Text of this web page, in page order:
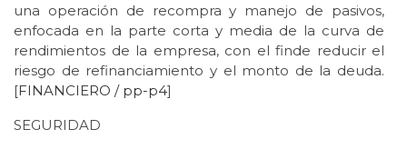
una operación de recompra y manejo de pasivos,
enfocada en la parte corta y media de la curva de
rendimientos de la empresa, con el finde reducir el
riesgo de refinanciamiento y el monto de la deuda.
[FINANCIERO / pp-p4]
SEGURIDAD